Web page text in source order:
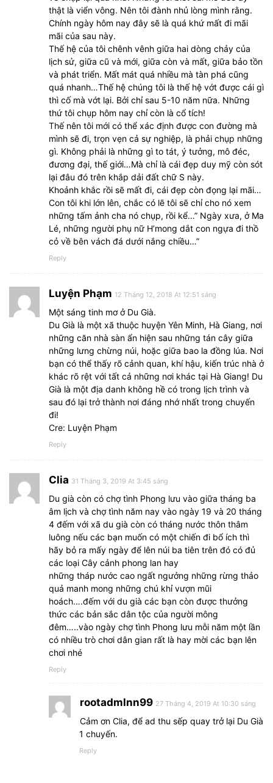
thật là viển vông. Nên tôi đành nhủ lòng mình rằng.
Chính ngày hôm nay đây sẽ là quá khứ mất đi mãi
mãi của sau này.
Thế hệ của tôi chênh vênh giữa hai dòng chảy của
lịch sử, giữa cũ và mới, giữa còn và mất, giữa bảo tồn
và phát triển. Mất mát quá nhiều mà tàn phá cũng
quá nhanh…Thế hệ chúng tôi là thế hệ vớt được cái gì
thì cố mà vớt lại. Bởi chỉ sau 5-10 năm nữa. Những
thứ tôi chụp hôm nay chỉ còn là cổ tích!
Thế nên tôi mới có thể xác định được con đường mà
mình sẽ đi, trọn vẹn cả sự nghiệp, là phải chụp những
gì. Không phải là những gì to tát, ý tưởng, mô đéc,
đương đại, thế giới…Mà chỉ là cái đẹp duy mỹ còn sót
lại đâu đó trên khắp dải đất chữ S này.
Khoảnh khắc rồi sẽ mất đi, cái đẹp còn đọng lại mãi…
Con tôi khi lớn lên, chắc có lẽ tôi sẽ chỉ cho nó xem
những tấm ảnh cha nó chụp, rồi kể…” Ngày xưa, ở Ma
Lé, những người phụ nữ H’mong dắt con ngựa đi thồ
cỏ về bên vách đá dưới nắng chiều…”
Reply
Luyện Phạm 12 Tháng 12, 2018 At 12:51 sáng
Một sáng tinh mơ ở Du Già.
Du Già là một xã thuộc huyện Yên Minh, Hà Giang, nơi
những căn nhà sàn ẩn hiện sau những tán cây giữa
những lưng chừng núi, hoặc giữa bao la đồng lúa. Nơi
bạn có thể thấy rõ cảnh quan, khí hậu, kiến trúc nhà ở
khác rõ rệt với tất cả những nơi khác tại Hà Giang! Du
Già là một địa danh không hề có trong lịch trình và
sau đó lại trở thành nơi đáng nhớ nhất trong chuyến
đi!
Cre: Luyện Phạm
Reply
Clia 31 Tháng 3, 2019 At 3:45 sáng
Du già còn có chợ tình Phong lưu vào giữa tháng ba
âm lịch và chợ tình năm nay vào ngày 19 và 20 tháng
4 đếm với xã du già còn có tháng nước thôn thâm
luông nếu các bạn muốn có một chiến đi bổ ích thì
hãy bỏ ra mấy ngày để lên núi ba tiên trên đó có đủ
các loại Cây cảnh phong lan hay
những tháp nước cao ngất ngưởng những rừng thảo
quả manh mong những chú khỉ vượn mũi
hoách….đếm với du già các bạn còn được thưởng
thức các bản sắc dân tộc của người mông
đêm…..vào ngày chợ tình Phong lưu mỗi năm một lần
có nhiều trò chơi dân gian rất là hay mời các bạn lên
chơi nhé
Reply
rootadmlnn99 27 Tháng 4, 2019 At 10:30 sáng
Cảm ơn Clia, để ad thu sếp quay trở lại Du Già
1 chuyến.
Reply